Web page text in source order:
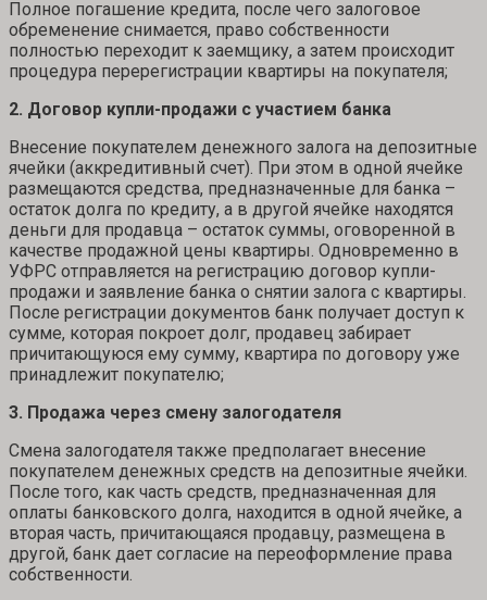
Полное погашение кредита, после чего залоговое
обременение снимается, право собственности
полностью переходит к заемщику, а затем происходит
процедура перерегистрации квартиры на покупателя;
2. Договор купли-продажи с участием банка
Внесение покупателем денежного залога на депозитные
ячейки (аккредитивный счет). При этом в одной ячейке
размещаются средства, предназначенные для банка –
остаток долга по кредиту, а в другой ячейке находятся
деньги для продавца – остаток суммы, оговоренной в
качестве продажной цены квартиры. Одновременно в
УФРС отправляется на регистрацию договор купли-
продажи и заявление банка о снятии залога с квартиры.
После регистрации документов банк получает доступ к
сумме, которая покроет долг, продавец забирает
причитающуюся ему сумму, квартира по договору уже
принадлежит покупателю;
3. Продажа через смену залогодателя
Смена залогодателя также предполагает внесение
покупателем денежных средств на депозитные ячейки.
После того, как часть средств, предназначенная для
оплаты банковского долга, находится в одной ячейке, а
вторая часть, причитающаяся продавцу, размещена в
другой, банк дает согласие на переоформление права
собственности.